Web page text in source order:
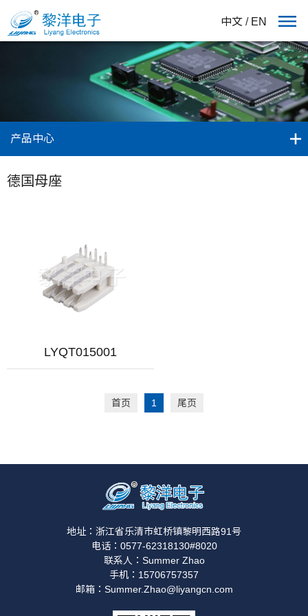
中文 / EN
产品中心
德国母座
LYQT015001
首页 1 尾页
地址：浙江省乐清市虹桥镇黎明西路91号
电话：0577-62318130#8020
联系人：Summer Zhao
手机：15706757357
邮箱：Summer.Zhao@liyangcn.com